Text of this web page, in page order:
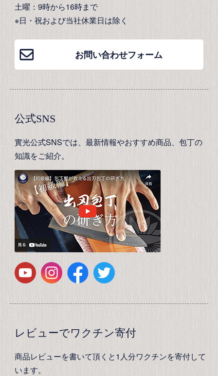
土曜：9時から16時まで
※日・祝および当社休業日は除く
お問い合わせフォーム
公式SNS
實光公式SNSでは、最新情報やおすすめ商品、包丁の
知識をご紹介。
レビューでワクチン寄付
商品レビューを書いて頂くと1人分ワクチンを寄付して
います。